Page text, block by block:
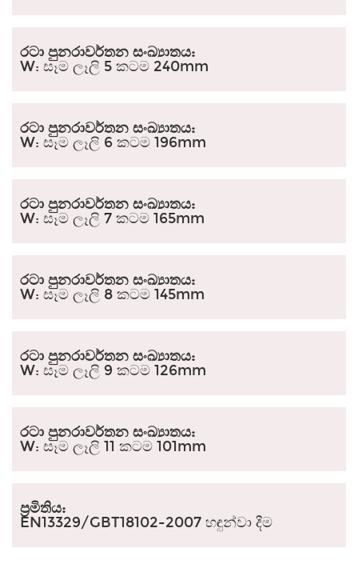
රටා පුනරාවර්තන සංඛ්‍යාතය:
W: සෑම ලෑලි 5 කටම 240mm
රටා පුනරාවර්තන සංඛ්‍යාතය:
W: සෑම ලෑලි 6 කටම 196mm
රටා පුනරාවර්තන සංඛ්‍යාතය:
W: සෑම ලෑලි 7 කටම 165mm
රටා පුනරාවර්තන සංඛ්‍යාතය:
W: සෑම ලෑලි 8 කටම 145mm
රටා පුනරාවර්තන සංඛ්‍යාතය:
W: සෑම ලෑලි 9 කටම 126mm
රටා පුනරාවර්තන සංඛ්‍යාතය:
W: සෑම ලෑලි 11 කටම 101mm
ප්‍රමිතිය:
EN13329/GBT18102-2007 හඳුන්වා දීම